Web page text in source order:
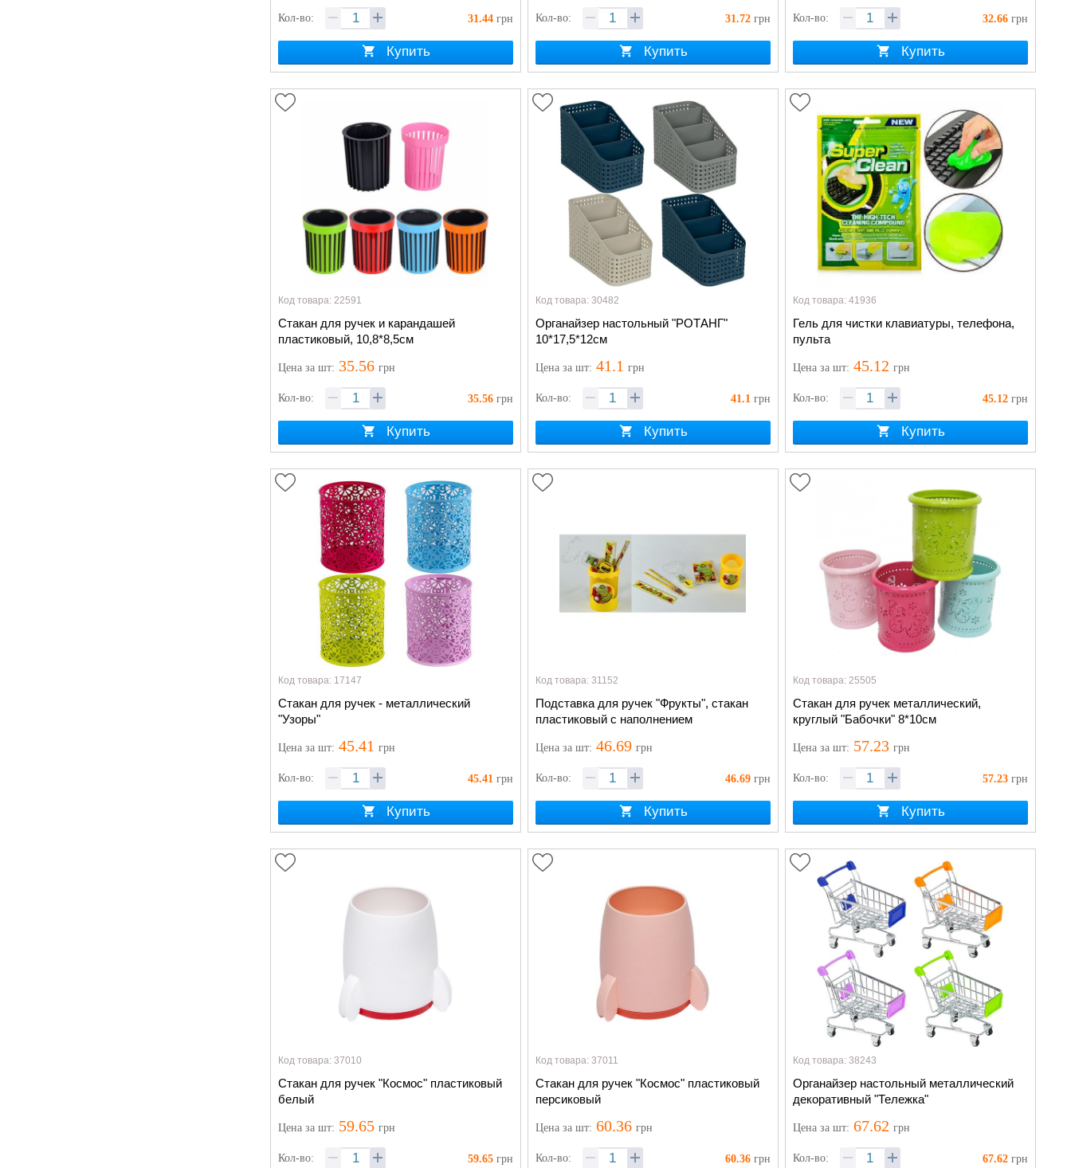
Кол-во: 31.44 грн
Купить
Кол-во: 31.72 грн
Купить
Кол-во: 32.66 грн
Купить
Код товара: 22591
Стакан для ручек и карандашей
пластиковый, 10,8*8,5см
Цена за шт: 35.56 грн
Кол-во: 35.56 грн
Купить
Код товара: 30482
Органайзер настольный "РОТАНГ"
10*17,5*12см
Ценаза шт: 41.1 грн
Кол-во: 41.1 грн
Купить
Код товара: 41936
Гель для чистки клавиатуры, телефона,
пульта
Ценаза шт: 45.12 грн
Кол-во: 45.12 грн
Купить
Код товара: 17147
Стакан для ручек - металлический
"Узоры"
Цена за шт: 45.41 грн
Кол-во: 45.41 грн
Купить
Код товара: 31152
Подставка для ручек "Фрукты", стакан
пластиковый с наполнением
Ценаза шт: 46.69 грн
Кол-во: 46.69 грн
Купить
Код товара: 25505
Стакан для ручек металлический,
круглый "Бабочки" 8*10см
Ценаза шт: 57.23 грн
Кол-во: 57.23 грн
Купить
Код товара: 37010
Стакан для ручек "Космос" пластиковый
белый
Цена за шт: 59.65 грн
Кол-во: 59.65 грн
Код товара: 37011
Стакан для ручек "Космос" пластиковый
персиковый
Ценаза шт: 60.36 грн
Кол-во: 60.36 грн
Код товара: 38243
Органайзер настольный металлический
декоративный "Тележка"
Ценаза шт: 67.62 грн
Кол-во: 67.62 грн